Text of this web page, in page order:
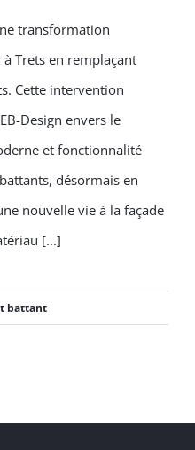
des
à Trets
transformation
Trets en remplaçant
Cette intervention
Design envers le
et fonctionnalité
désormais en
nouvelle vie à la façade
[...]
battant